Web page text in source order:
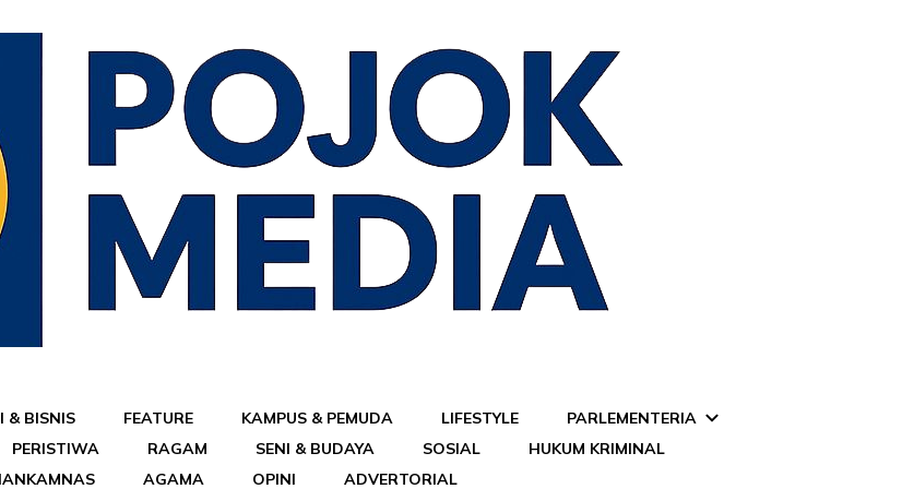
& BISNIS FEATURE KAMPUS & PEMUDA LIFESTYLE
PARLEMENTERIA
PERISTIWA RAGAM SENI & BUDAYA SOSIAL
HUKUM KRIMINAL
AGAMA OPINI ADVERTORIAL